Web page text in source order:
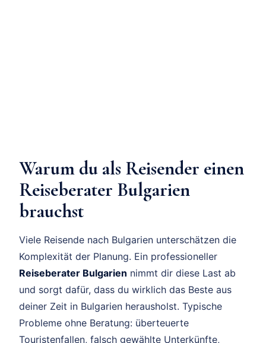
Warum du als Reisender einen
Reiseberater Bulgarien
brauchst
Viele Reisende nach Bulgarien unterschätzen die
Komplexität der Planung. Ein professioneller
Reiseberater Bulgarien nimmt dir diese Last ab
und sorgt dafür, dass du wirklich das Beste aus
deiner Zeit in Bulgarien herausholst. Typische
Probleme ohne Beratung: überteuerte
Touristenfallen, falsch gewählte Unterkünfte,